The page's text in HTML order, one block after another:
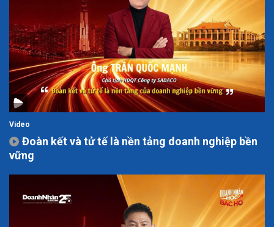
Video
Đoàn kết và tử tế là nền tảng doanh nghiệp bền
vững